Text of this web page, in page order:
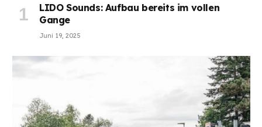
LIDO Sounds: Aufbau bereits im vollen
Gange
Juni 19, 2025